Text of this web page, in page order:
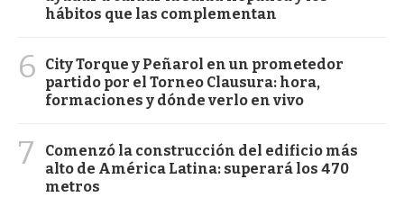
hábitos que las complementan
6
City Torque y Peñarol en un prometedor
partido por el Torneo Clausura: hora,
formaciones y dónde verlo en vivo
7
Comenzó la construcción del edificio más
alto de América Latina: superará los 470
metros